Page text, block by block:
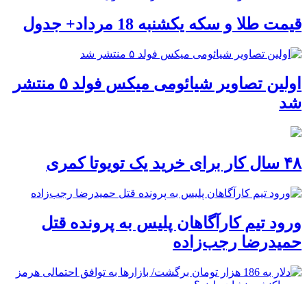
قیمت طلا و سکه یکشنبه 18 مرداد+ جدول
اولین تصاویر شیائومی میکس فولد ۵ منتشر
شد
۴۸ سال کار برای خرید یک تویوتا کمری
ورود تیم کارآگاهان پلیس به پرونده قتل
حمیدرضا رجب‌زاده